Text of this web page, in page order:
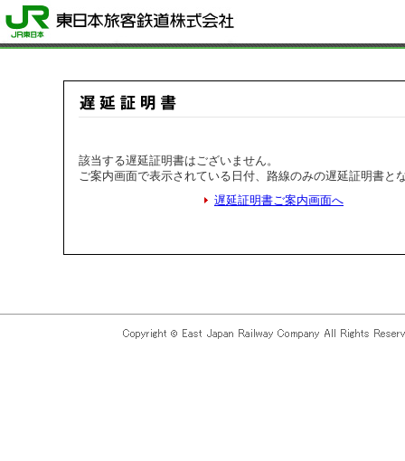
該当する遅延証明書はございません。
ご案内画面で表示されている日付、路線のみの遅延証明書と
遅延証明書ご案内画面へ